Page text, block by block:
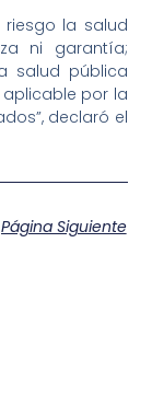
riesgo la salud
ni garantía;
salud pública
por la
declaró el
Página Siguiente